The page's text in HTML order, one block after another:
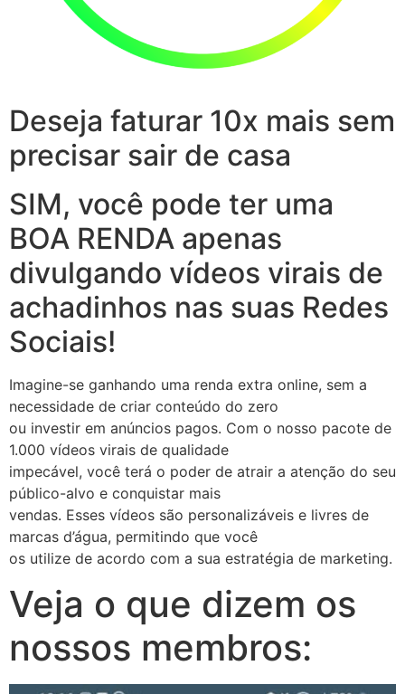
Deseja faturar 10x mais sem
precisar sair de casa
SIM, você pode ter uma
BOA RENDA apenas
divulgando vídeos virais de
achadinhos nas suas Redes
Sociais!
Imagine-se ganhando uma renda extra online, sem a
necessidade de criar conteúdo do zero
ou investir em anúncios pagos. Com o nosso pacote de
1.000 vídeos virais de qualidade
impecável, você terá o poder de atrair a atenção do seu
público-alvo e conquistar mais
vendas. Esses vídeos são personalizáveis e livres de
marcas d’água, permitindo que você
os utilize de acordo com a sua estratégia de marketing.
Veja o que dizem os
nossos membros: